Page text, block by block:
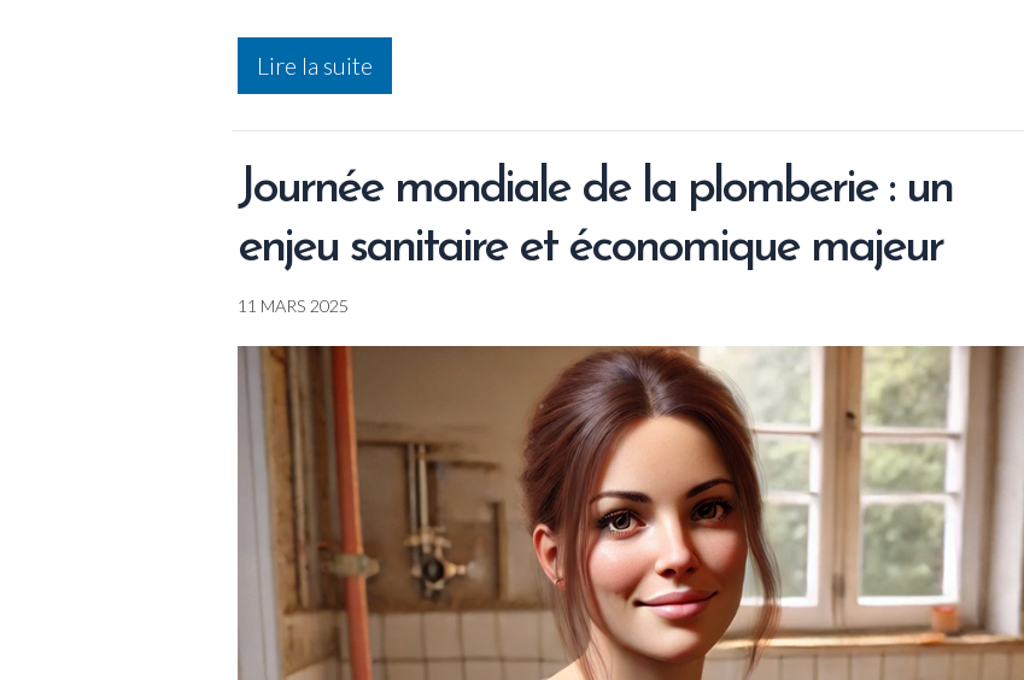
Travaux
comment
sentir
enfin
écoutée
et
accompagnée
on
une
Lire la suite
Journée mondiale de la plomberie : un
enjeu sanitaire et économique majeur
11 MARS 2025